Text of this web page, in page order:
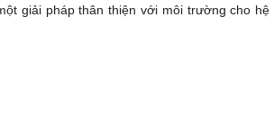
giải pháp thân thiện với môi trường cho hệ